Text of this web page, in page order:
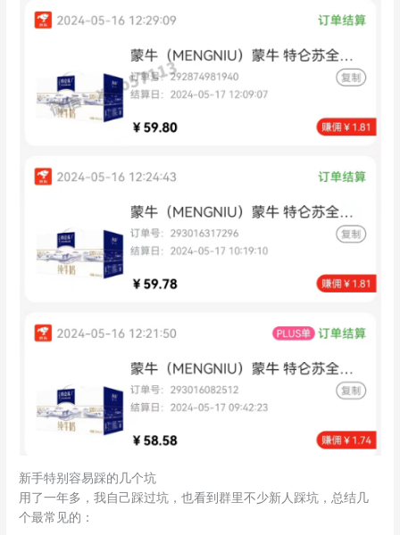
新手特别容易踩的几个坑
用了一年多，我自己踩过坑，也看到群里不少新人踩坑，总结几
个最常见的：